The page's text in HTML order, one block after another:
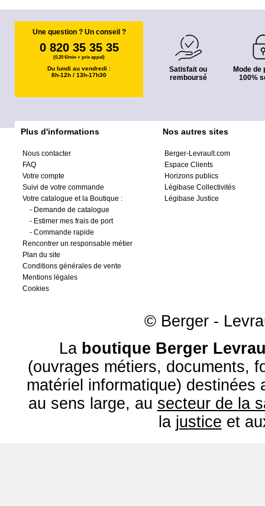
Une question ? Un conseil ?
0 820 35 35 35
(0,20 €/min + prix appel)
Du lundi au vendredi :
8h-12h / 13h-17h30
Satisfait ou
remboursé
Mode de
100%
Plus d'informations
Nous contacter
FAQ
Votre compte
Suivi de votre commande
Votre catalogue et la Boutique :
- Demande de catalogue
- Estimer mes frais de port
- Commande rapide
Rencontrer un responsable métier
Plan du site
Conditions générales de vente
Mentions légales
Cookies
Nos autres sites
Berger-Levrault.com
Espace Clients
Horizons publics
Légibase Collectivités
Légibase Justice
© Berger -
La boutique Berger
(ouvrages métiers, documents,
matériel informatique) destinées
au sens large, au secteur de la
la justice et